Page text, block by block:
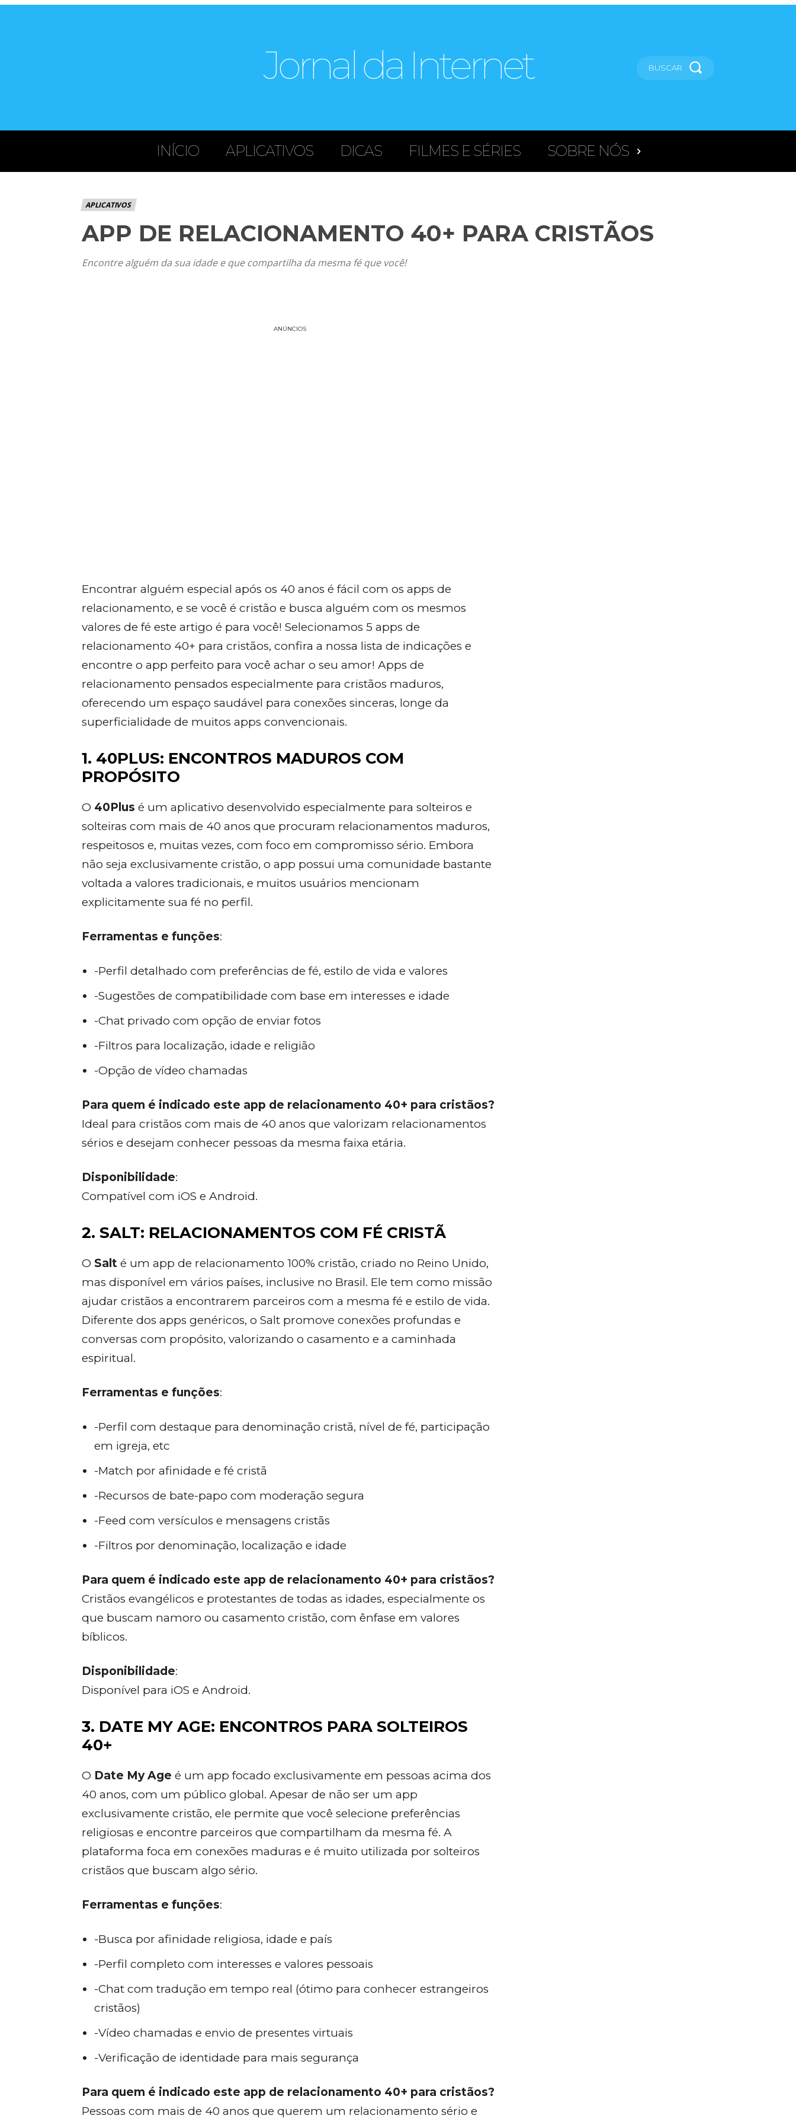
Jornal da Internet BUSCAR
INÍCIO APLICATIVOS DICAS FILMES E SÉRIES SOBRE NÓS
APLICATIVOS
APP DE RELACIONAMENTO 40+ PARA CRISTÃOS
Encontre alguém da sua idade e que compartilha da mesma fé que você!
ANÚNCIOS
Encontrar alguém especial após os 40 anos é fácil com os apps de
relacionamento, e se você é cristão e busca alguém com os mesmos
valores de fé este artigo é para você! Selecionamos 5 apps de
relacionamento 40+ para cristãos, confira a nossa lista de indicações e
encontre o app perfeito para você achar o seu amor! Apps de
relacionamento pensados especialmente para cristãos maduros,
oferecendo um espaço saudável para conexões sinceras, longe da
superficialidade de muitos apps convencionais.
1. 40PLUS: ENCONTROS MADUROS COM
PROPÓSITO
O 40Plus é um aplicativo desenvolvido especialmente para solteiros e
solteiras com mais de 40 anos que procuram relacionamentos maduros,
respeitosos e, muitas vezes, com foco em compromisso sério. Embora
não seja exclusivamente cristão, o app possui uma comunidade bastante
voltada a valores tradicionais, e muitos usuários mencionam
explicitamente sua fé no perfil.
Ferramentas e funções:
-Perfil detalhado com preferências de fé, estilo de vida e valores
-Sugestões de compatibilidade com base em interesses e idade
-Chat privado com opção de enviar fotos
-Filtros para localização, idade e religião
-Opção de vídeo chamadas
Para quem é indicado este app de relacionamento 40+ para cristãos?
Ideal para cristãos com mais de 40 anos que valorizam relacionamentos
sérios e desejam conhecer pessoas da mesma faixa etária.
Disponibilidade:
Compatível com iOS e Android.
2. SALT: RELACIONAMENTOS COM FÉ CRISTÃ
O Salt é um app de relacionamento 100% cristão, criado no Reino Unido,
mas disponível em vários países, inclusive no Brasil. Ele tem como missão
ajudar cristãos a encontrarem parceiros com a mesma fé e estilo de vida.
Diferente dos apps genéricos, o Salt promove conexões profundas e
conversas com propósito, valorizando o casamento e a caminhada
espiritual.
Ferramentas e funções:
-Perfil com destaque para denominação cristã, nível de fé, participação
em igreja, etc
-Match por afinidade e fé cristã
-Recursos de bate-papo com moderação segura
-Feed com versículos e mensagens cristãs
-Filtros por denominação, localização e idade
Para quem é indicado este app de relacionamento 40+ para cristãos?
Cristãos evangélicos e protestantes de todas as idades, especialmente os
que buscam namoro ou casamento cristão, com ênfase em valores
bíblicos.
Disponibilidade:
Disponível para iOS e Android.
3. DATE MY AGE: ENCONTROS PARA SOLTEIROS
40+
O Date My Age é um app focado exclusivamente em pessoas acima dos
40 anos, com um público global. Apesar de não ser um app
exclusivamente cristão, ele permite que você selecione preferências
religiosas e encontre parceiros que compartilham da mesma fé. A
plataforma foca em conexões maduras e é muito utilizada por solteiros
cristãos que buscam algo sério.
Ferramentas e funções:
-Busca por afinidade religiosa, idade e país
-Perfil completo com interesses e valores pessoais
-Chat com tradução em tempo real (ótimo para conhecer estrangeiros
cristãos)
-Vídeo chamadas e envio de presentes virtuais
-Verificação de identidade para mais segurança
Para quem é indicado este app de relacionamento 40+ para cristãos?
Pessoas com mais de 40 anos que querem um relacionamento sério e